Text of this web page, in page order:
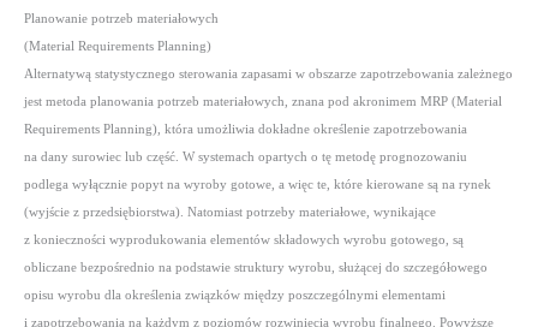
Planowanie potrzeb materiałowych
(Material Requirements Planning)
Alternatywą statystycznego sterowania zapasami w obszarze zapotrzebowania zależnego
jest metoda planowania potrzeb materiałowych, znana pod akronimem MRP (Material
Requirements Planning), która umożliwia dokładne określenie zapotrzebowania
na dany surowiec lub część. W systemach opartych o tę metodę prognozowaniu
podlega wyłącznie popyt na wyroby gotowe, a więc te, które kierowane są na rynek
(wyjście z przedsiębiorstwa). Natomiast potrzeby materiałowe, wynikające
z konieczności wyprodukowania elementów składowych wyrobu gotowego, są
obliczane bezpośrednio na podstawie struktury wyrobu, służącej do szczegółowego
opisu wyrobu dla określenia związków między poszczególnymi elementami
i zapotrzebowania na każdym z poziomów rozwinięcia wyrobu finalnego. Powyższe